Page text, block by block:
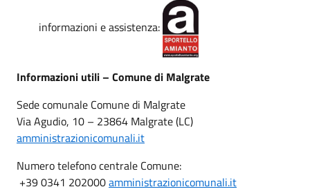
informazioni e assistenza:
Informazioni utili – Comune di Malgrate
Sede comunale Comune di Malgrate
Via Agudio, 10 – 23864 Malgrate (LC)
amministrazionicomunali.it
Numero telefono centrale Comune:
+39 0341 202000amministrazionicomunali.it